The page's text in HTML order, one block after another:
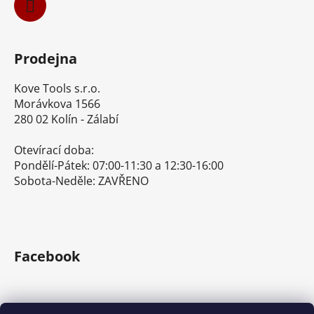
Prodejna
Kove Tools s.r.o.
Morávkova 1566
280 02 Kolín - Zálabí
Otevírací doba:
Pondělí-Pátek: 07:00-11:30 a 12:30-16:00
Sobota-Neděle: ZAVŘENO
Facebook